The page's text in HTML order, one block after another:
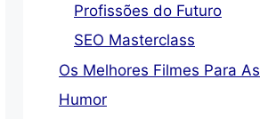
Profissões do Futuro
SEO Masterclass
Os Melhores Filmes Para
Humor